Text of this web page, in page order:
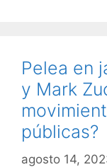
o
r
í
a
Pelea en
y Mark
públicas?
agosto 14,